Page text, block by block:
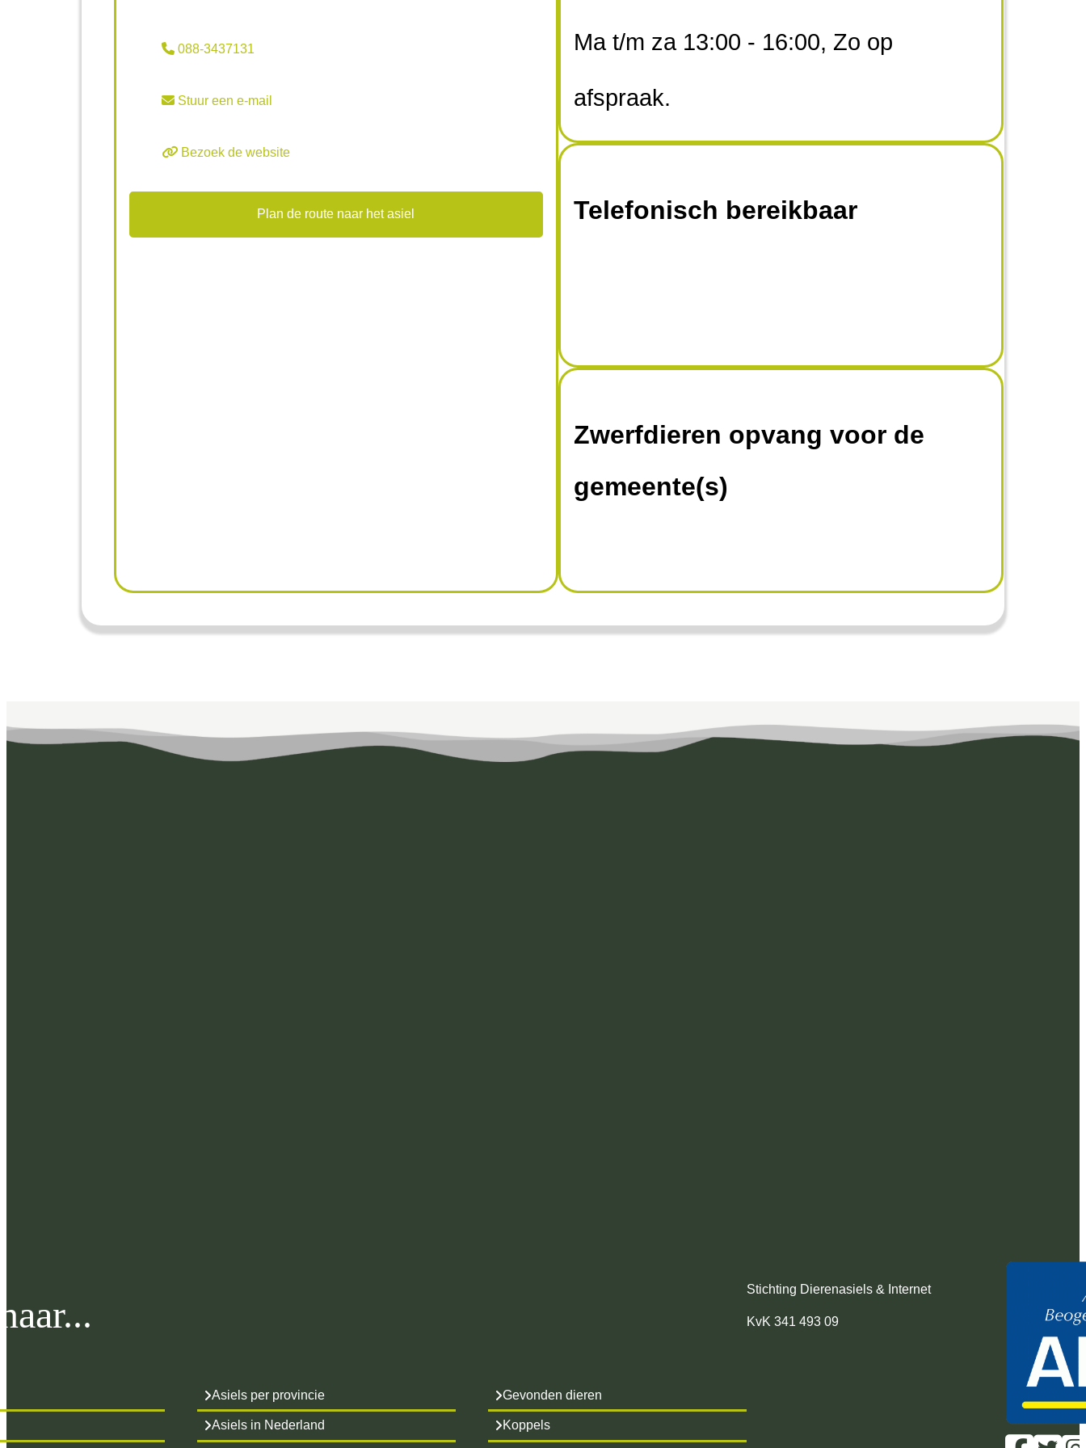
088-3437131
Stuur een e-mail
Bezoek de website
Plan de route naar het asiel
Ma t/m za 13:00 - 16:00, Zo op
afspraak.
Telefonisch bereikbaar
Zwerfdieren opvang voor de
gemeente(s)
Asiels per provincie
Asiels in Nederland
Gevonden dieren
Koppels
Stichting Dierenasiels & Internet
KvK 341 493 09